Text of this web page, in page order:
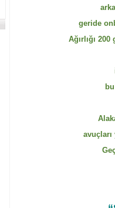
geride
Ağırlığı
avuçları